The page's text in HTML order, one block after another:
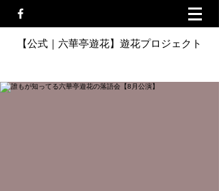
【公式｜六華亭遊花】遊花プロジェクト